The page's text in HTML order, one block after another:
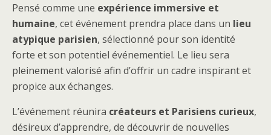
Pensé comme une expérience immersive et
humaine, cet événement prendra place dans un lieu
atypique parisien, sélectionné pour son identité
forte et son potentiel événementiel. Le lieu sera
pleinement valorisé afin d’offrir un cadre inspirant et
propice aux échanges.
L’événement réunira créateurs et Parisiens curieux,
désireux d’apprendre, de découvrir de nouvelles